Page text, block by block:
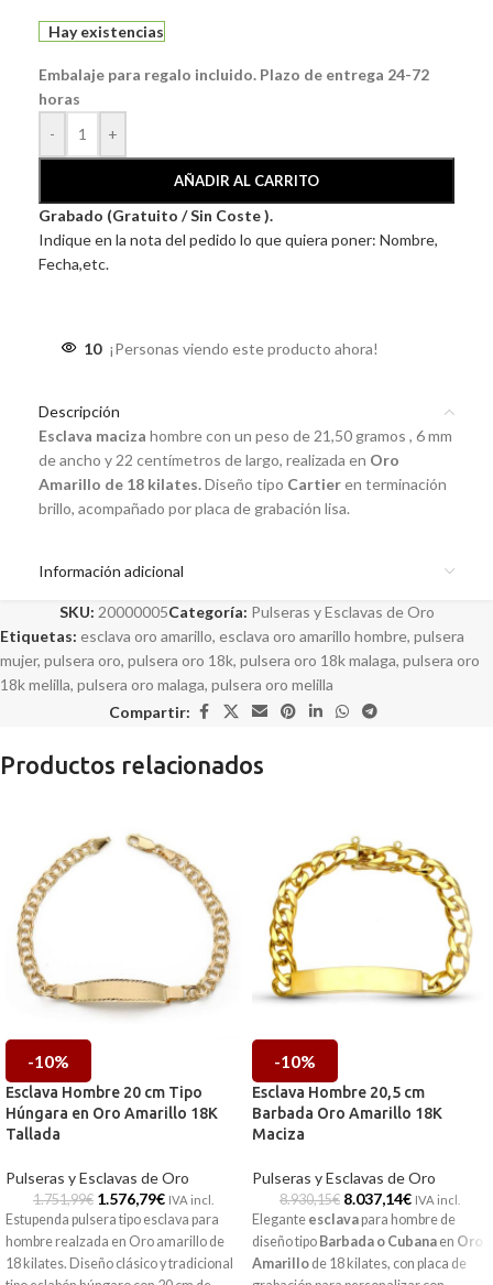
Hay existencias
Embalaje para regalo incluido. Plazo de entrega 24-72
horas
-
+
AÑADIR AL CARRITO
Grabado (Gratuito / Sin Coste ).
Indique en la nota del pedido lo que quiera poner: Nombre,
Fecha,etc.
10 ¡Personas viendo este producto ahora!
Descripción
Esclava maciza hombre con un peso de 21,50 gramos , 6 mm
de ancho y 22 centímetros de largo, realizada en Oro
Amarillo de 18 kilates.Diseño tipo Cartieren terminación
brillo, acompañado por placa de grabación lisa.
Información adicional
SKU: 20000005Categoría: Pulseras y Esclavas de Oro
Etiquetas: esclava oro amarillo, esclava oro amarillo hombre, pulsera
mujer, pulsera oro, pulsera oro 18k, pulsera oro 18k malaga, pulsera oro
18k melilla, pulsera oro malaga, pulsera oro melilla
Compartir:
Productos relacionados
-10%
Esclava Hombre 20 cm Tipo
Húngara en Oro Amarillo 18K
Tallada
Pulseras y Esclavas de Oro
1.751,99€ 1.576,79€ IVA incl.
Estupenda pulsera tipo esclava para
hombre realzada en Oro amarillo de
18 kilates. Diseño clásico y tradicional
-10%
Esclava Hombre 20,5 cm
Barbada Oro Amarillo 18K
Maciza
Pulseras y Esclavas de Oro
8.930,15€ 8.037,14€ IVA incl.
Elegante esclavapara hombre de
diseño tipo Barbada o Cubana en Oro
Amarillo de 18 kilates, con placa de